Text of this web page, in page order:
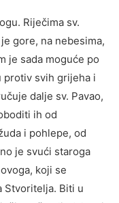
Riječima sv.
gore, na nebesima,
je sada moguće po
protiv svih grijeha i
dalje sv. Pavao,
ih od
i pohlepe, od
je svući staroga
koji se
Stvoritelja. Biti u